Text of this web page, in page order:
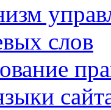
слов